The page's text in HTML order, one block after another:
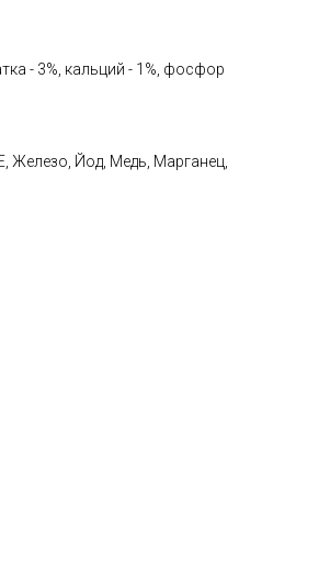
- 3%, кальций - 1%, фосфор
Железо, Йод, Медь, Марганец,